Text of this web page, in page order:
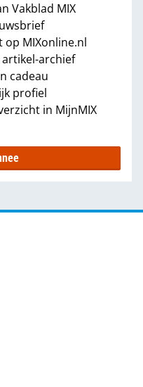
Vakblad MIX
op MIXonline.nl
archief
cadeau
profiel
in MijnMIX